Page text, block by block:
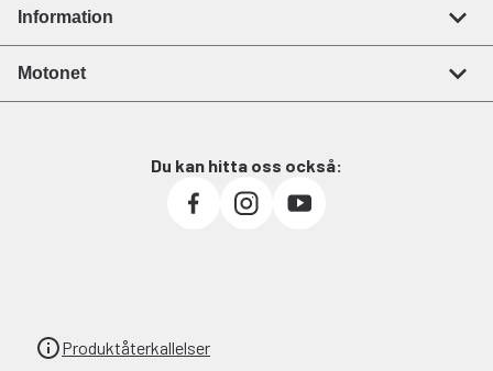
Information
Motonet
Du kan hitta oss också:
Produktåterkallelser